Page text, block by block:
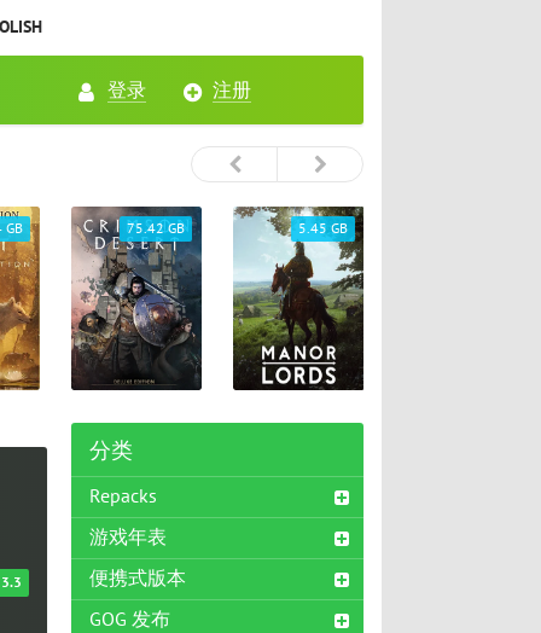
登录 注册
75.42 GB 5.45 GB
3.3
分类
Repacks
游戏年表
便携式版本
GOG 发布